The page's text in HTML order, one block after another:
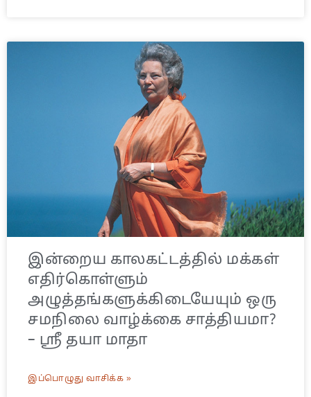
இன்றைய காலகட்டத்தில் மக்கள்
எதிர்கொள்ளும்
அழுத்தங்களுக்கிடையேயும் ஒரு
சமநிலை வாழ்க்கை சாத்தியமா?
– ஸ்ரீ தயா மாதா
இப்பொழுது வாசிக்க »